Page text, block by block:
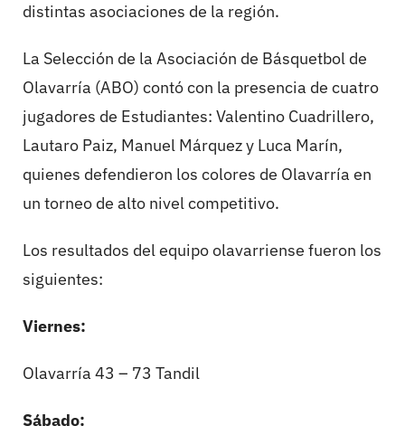
distintas asociaciones de la región.
La Selección de la Asociación de Básquetbol de
Olavarría (ABO) contó con la presencia de cuatro
jugadores de Estudiantes: Valentino Cuadrillero,
Lautaro Paiz, Manuel Márquez y Luca Marín,
quienes defendieron los colores de Olavarría en
un torneo de alto nivel competitivo.
Los resultados del equipo olavarriense fueron los
siguientes:
Viernes:
Olavarría 43 – 73 Tandil
Sábado: